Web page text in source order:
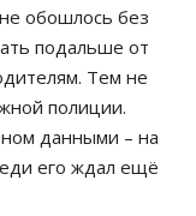
обошлось без
подальше от
Тем не
полиции.
данными – на
его ждал ещё